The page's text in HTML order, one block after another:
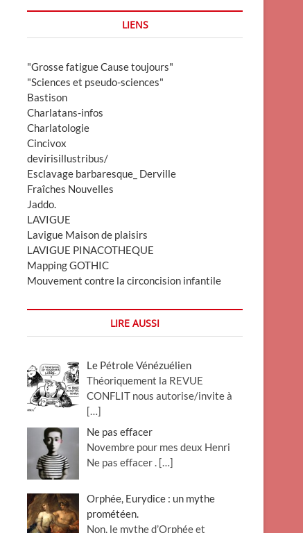
LIENS
"Grosse fatigue Cause toujours"
"Sciences et pseudo-sciences"
Bastison
Charlatans-infos
Charlatologie
Cincivox
devirisillustribus/
Esclavage barbaresque_ Derville
Fraîches Nouvelles
Jaddo.
LAVIGUE
Lavigue Maison de plaisirs
LAVIGUE PINACOTHEQUE
Mapping GOTHIC
Mouvement contre la circoncision infantile
LIRE AUSSI
Le Pétrole Vénézuélien
Théoriquement la REVUE
CONFLIT nous autorise/invite à
[…]
Ne pas effacer
Novembre pour mes deux Henri
Ne pas effacer . […]
Orphée, Eurydice : un mythe
prométéen.
Non, le mythe d’Orphée et